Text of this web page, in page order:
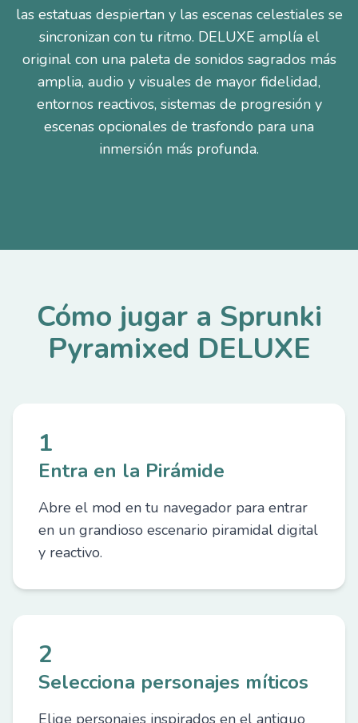
las estatuas despiertan y las escenas celestiales se
sincronizan con tu ritmo. DELUXE amplía el
original con una paleta de sonidos sagrados más
amplia, audio y visuales de mayor fidelidad,
entornos reactivos, sistemas de progresión y
escenas opcionales de trasfondo para una
inmersión más profunda.
Cómo jugar a Sprunki
Pyramixed DELUXE
1
Entra en la Pirámide
Abre el mod en tu navegador para entrar
en un grandioso escenario piramidal digital
y reactivo.
2
Selecciona personajes míticos
Elige personajes inspirados en el antiguo